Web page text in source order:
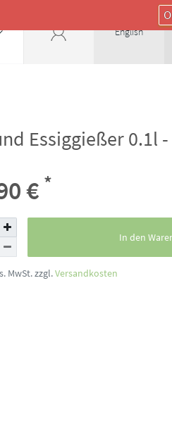
English
Essiggießer 0.1l
€ *
In den
MwSt. zzgl.Versandkosten